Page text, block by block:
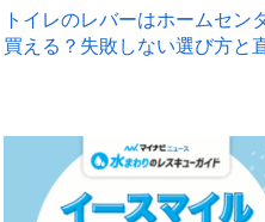
トイレのレバーはホームセン
買える？失敗しない選び方と